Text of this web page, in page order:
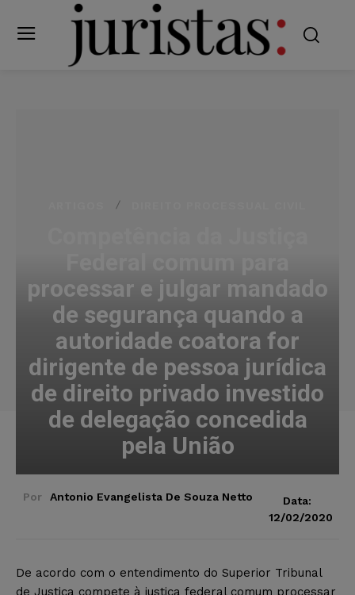
processar e julgar mandado
de segurança quando a
autoridade coatora for
dirigente de pessoa jurídica
de direito privado investido
de delegação concedida
pela União
Por Antonio Evangelista De Souza Netto
Data:
12/02/2020
De acordo com o entendimento do Superior Tribunal
de Justiça compete à justiça federal comum processar